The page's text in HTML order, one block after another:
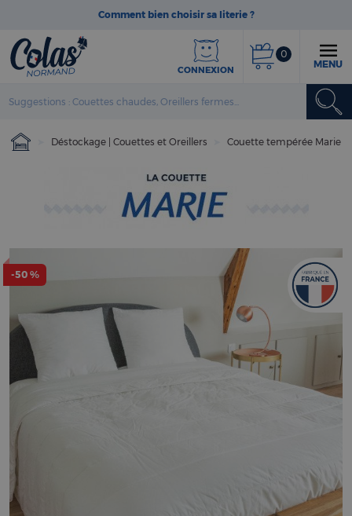
Comment bien choisir sa literie ?
CONNEXION
0
MENU
Déstockage | Couettes et Oreillers Couette tempérée Marie
-50 %